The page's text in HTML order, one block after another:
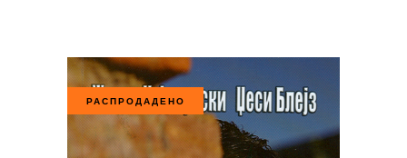
РАСПРОДАДЕНО